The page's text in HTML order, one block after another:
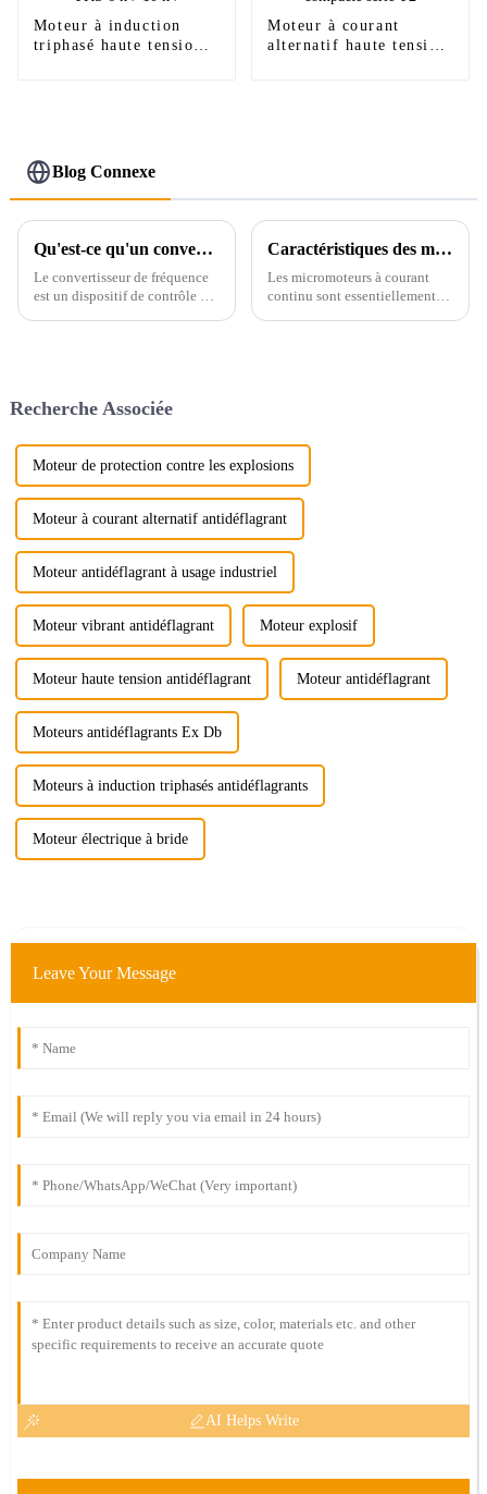
Moteur à induction
triphasé haute tension
Moteur à courant
alternatif haute tension
Blog Connexe
Qu'est-ce qu'un convertisseur de fréquence ?
Le convertisseur de fréquence
est un dispositif de contrôle de
la fréquence d'alimentation du
Caractéristiques des moteurs à courant continu
Les micromoteurs à courant
continu sont essentiellement
tours.
Recherche Associée
Moteur de protection contre les explosions
Moteur à courant alternatif antidéflagrant
Moteur antidéflagrant à usage industriel
Moteur vibrant antidéflagrant Moteur explosif
Moteur haute tension antidéflagrant Moteur antidéflagrant
Moteurs antidéflagrants Ex Db
Moteurs à induction triphasés antidéflagrants
Moteur électrique à bride
Leave Your Message
AI Helps Write